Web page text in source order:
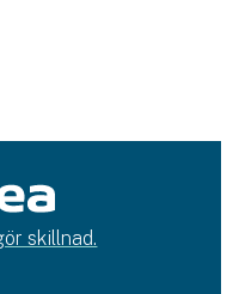
skillnad.